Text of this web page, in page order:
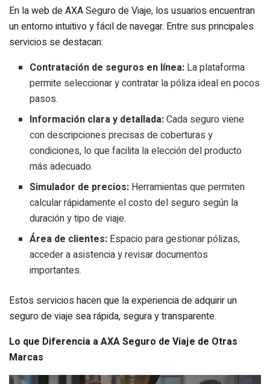
En la web de AXA Seguro de Viaje, los usuarios encuentran
un entorno intuitivo y fácil de navegar. Entre sus principales
servicios se destacan:
Contratación de seguros en línea: La plataforma
permite seleccionar y contratar la póliza ideal en pocos
pasos.
Información clara y detallada:Cada seguro viene
con descripciones precisas de coberturas y
condiciones, lo que facilita la elección del producto
más adecuado.
Simulador de precios: Herramientas que permiten
calcular rápidamente el costo del seguro según la
duración y tipo de viaje.
Área de clientes: Espacio para gestionar pólizas,
acceder a asistencia y revisar documentos
importantes.
Estos servicios hacen que la experiencia de adquirir un
seguro de viaje sea rápida, segura y transparente.
Lo que Diferencia a AXA Seguro de Viaje de Otras
Marcas